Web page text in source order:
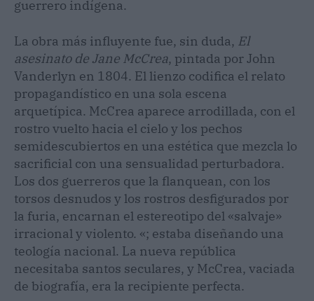
guerrero indígena.
La obra más influyente fue, sin duda, El
asesinato de Jane McCrea, pintada por John
Vanderlyn en 1804. El lienzo codifica el relato
propagandístico en una sola escena
arquetípica. McCrea aparece arrodillada, con el
rostro vuelto hacia el cielo y los pechos
semidescubiertos en una estética que mezcla lo
sacrificial con una sensualidad perturbadora.
Los dos guerreros que la flanquean, con los
torsos desnudos y los rostros desfigurados por
la furia, encarnan el estereotipo del «salvaje»
irracional y violento. «; estaba diseñando una
teología nacional. La nueva república
necesitaba santos seculares, y McCrea, vaciada
de biografía, era la recipiente perfecta.